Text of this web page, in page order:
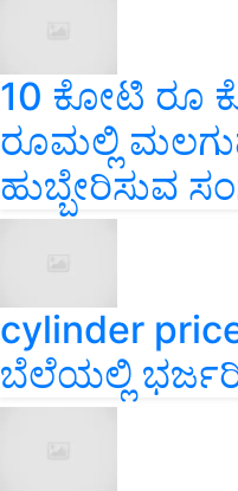
10 ಕೋಟಿ ರೂ
ರೂಮಲ್ಲಿ
ಹುಬ್ಬೇರಿಸುವ
cylinder
ಬೆಲೆಯಲ್ಲಿ